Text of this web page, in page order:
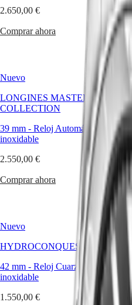
CHRONOGRAPH
HYDROCONQUEST
HYDROCONQUEST
Spirit
LONGINES
SPIRIT
LONGINES
SPIRIT
LONGINES
FLYBACK
LONGINES
CHRONOGRAPH
LONGINES
PILOT
LONGINES
SPIRIT
FLYBACK
한
국
(
香
港
别
行
政
(Zh)
澳
特
行
區
2.650,00 €
Comprar ahora
Nuevo
LONGINES MASTER
COLLECTION
39 mm - Reloj Automático
Acero
inoxidable
2.550,00 €
Comprar ahora
Nuevo
HYDROCONQUEST
42 mm - Reloj Cuarzo-
Acero
inoxidable
1.550,00 €